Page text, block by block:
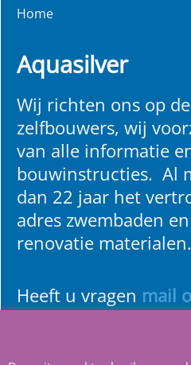
Home
Aquasilver
Wij richten ons op de
zelfbouwers, wij
van alle informatie
bouwinstructies. Al
dan 22 jaar het
adres zwembaden en
renovatie materialen.
Heeft u vragen mail